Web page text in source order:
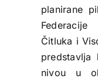
planirane
Čitluka i
predstavlja
nivou u